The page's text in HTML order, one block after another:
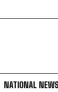
NATIONAL